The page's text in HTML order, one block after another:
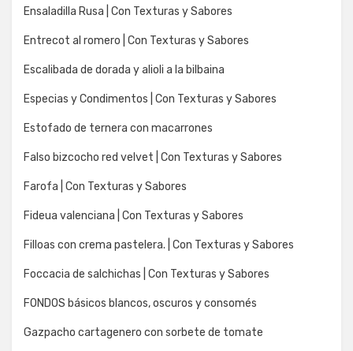
Ensaladilla Rusa | Con Texturas y Sabores
Entrecot al romero | Con Texturas y Sabores
Escalibada de dorada y alioli a la bilbaina
Especias y Condimentos | Con Texturas y Sabores
Estofado de ternera con macarrones
Falso bizcocho red velvet | Con Texturas y Sabores
Farofa | Con Texturas y Sabores
Fideua valenciana | Con Texturas y Sabores
Filloas con crema pastelera. | Con Texturas y Sabores
Foccacia de salchichas | Con Texturas y Sabores
FONDOS básicos blancos, oscuros y consomés
Gazpacho cartagenero con sorbete de tomate